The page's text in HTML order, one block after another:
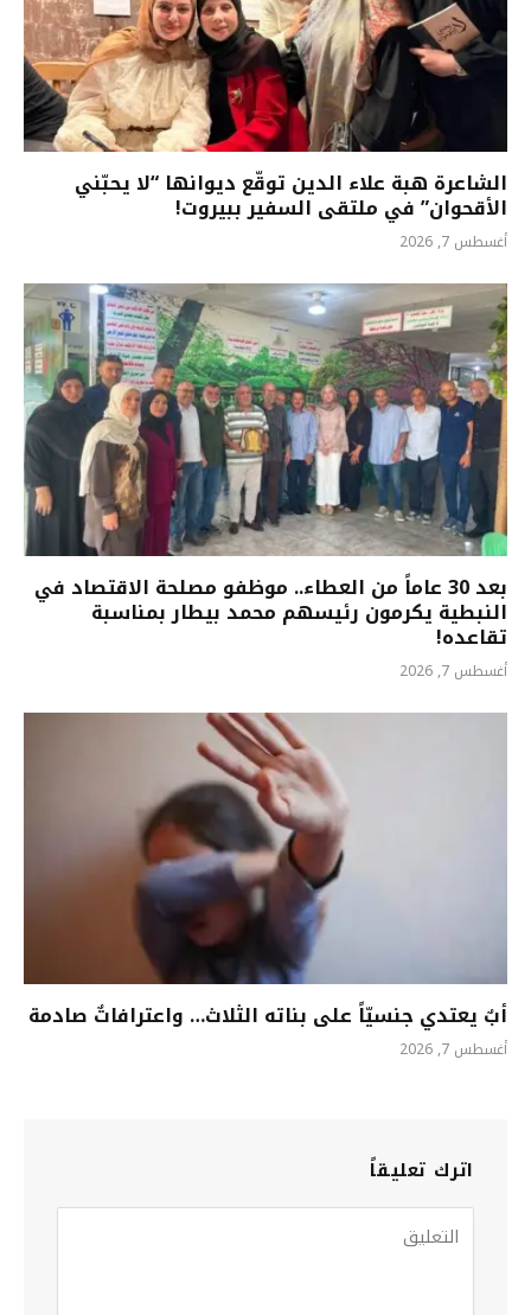
الشاعرة هبة علاء الدين توقّع ديوانها “لا يحبّني
الأقحوان” في ملتقى السفير ببيروت!
أغسطس 7, 2026
بعد 30 عاماً من العطاء.. موظفو مصلحة الاقتصاد في
النبطية يكرمون رئيسهم محمد بيطار بمناسبة
تقاعده!
أغسطس 7, 2026
أبٌ يعتدي جنسيّاً على بناته الثلاث… واعترافاتٌ صادمة
أغسطس 7, 2026
اترك تعليقاً